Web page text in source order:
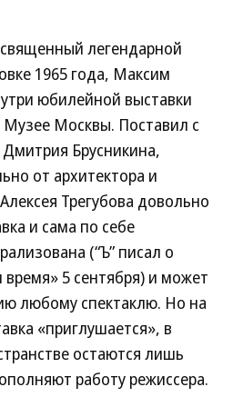
легендарной
1965 года, Максим
юбилейной выставки
Москвы. Поставил с
Брусникина,
от архитектора и
Трегубова довольно
и сама по себе
(“Ъ” писал о
5 сентября) и может
любому спектаклю. Но на
«приглушается», в
остаются лишь
работу режиссера.